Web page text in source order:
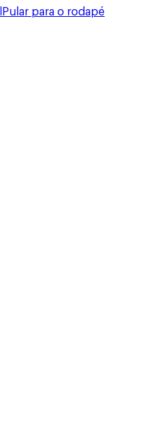
Pular para o rodapé